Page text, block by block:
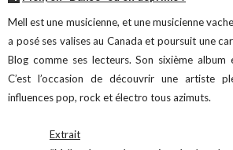
Mell est une musicienne, et une musicienne
a posé ses valises au Canada et poursuit une
Blog comme ses lecteurs. Son sixième album
C’est l’occasion de découvrir une artiste
influences pop, rock et électro tous azimuts.
Extrait